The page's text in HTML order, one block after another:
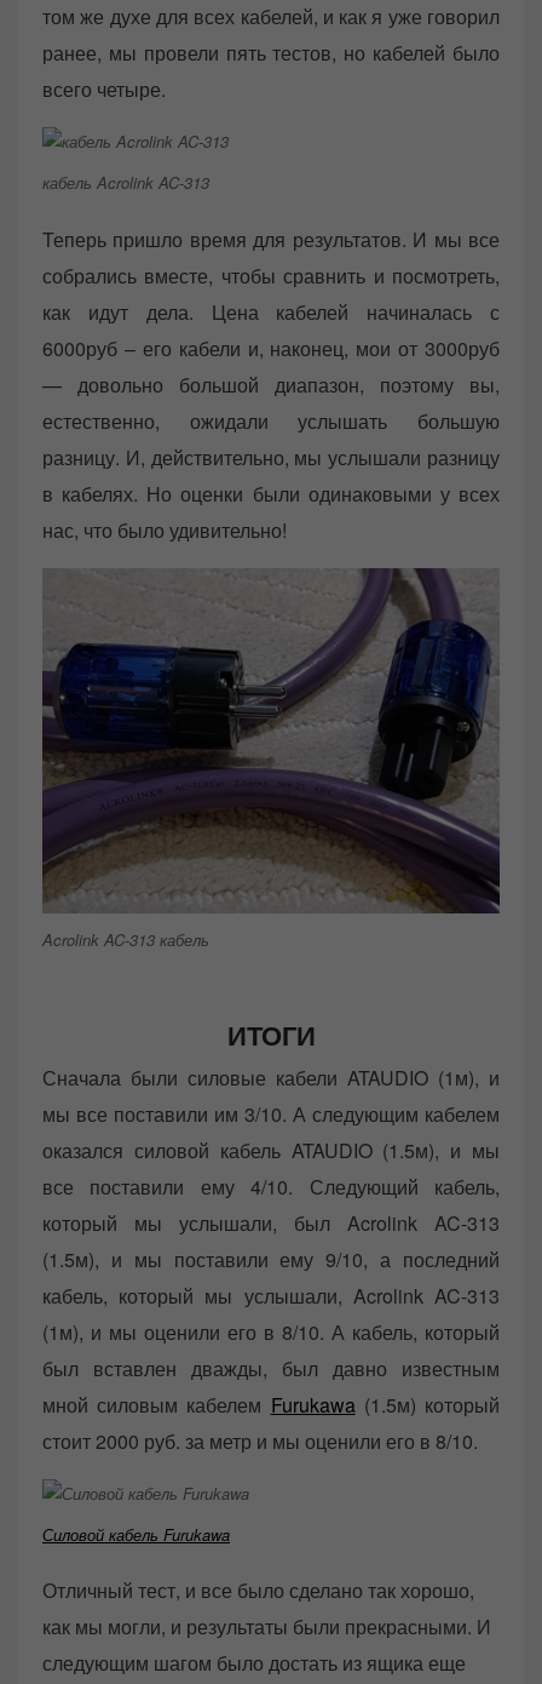
том же духе для всех кабелей, и как я уже говорил
ранее, мы провели пять тестов, но кабелей было
всего четыре.
кабель Acrolink AC-313
Теперь пришло время для результатов. И мы все
собрались вместе, чтобы сравнить и посмотреть,
как идут дела. Цена кабелей начиналась с
6000руб – его кабели и, наконец, мои от 3000руб
— довольно большой диапазон, поэтому вы,
естественно, ожидали услышать большую
разницу. И, действительно, мы услышали разницу
в кабелях. Но оценки были одинаковыми у всех
нас, что было удивительно!
Acrolink AC-313 кабель
ИТОГИ
Сначала были силовые кабели ATAUDIO (1м), и
мы все поставили им 3/10. А следующим кабелем
оказался силовой кабель ATAUDIO (1.5м), и мы
все поставили ему 4/10. Следующий кабель,
который мы услышали, был Acrolink AC-313
(1.5м), и мы поставили ему 9/10, а последний
кабель, который мы услышали, Acrolink AC-313
(1м), и мы оценили его в 8/10. А кабель, который
был вставлен дважды, был давно известным
мной силовым кабелем Furukawa (1.5м) который
стоит 2000 руб. за метр и мы оценили его в 8/10.
Силовой кабель Furukawa
Отличный тест, и все было сделано так хорошо,
как мы могли, и результаты были прекрасными. И
следующим шагом было достать из ящика еще